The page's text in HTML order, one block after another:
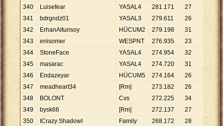
340
Luisefear YASAL4 281.171 27 10
341
bdrgndz01 YASAL3 279.611 26
342
ErhanAltunsoy HÜCUM2 279.198 31
343
enisomer WESPNT 276.935 23
344
StoneFace YASAL4 274.954 32
345
masarac YASAL4 274.720 31
346
Endazeyar HÜCUM5 274.164 26 10
347
meadheart34 [Rm] 273.182 26
348
BOLONT Cvs 272.225 34 8
349
bysk66 [Rm] 272.137 27 10
350
ICrazy ShadowI Family 268.172 28